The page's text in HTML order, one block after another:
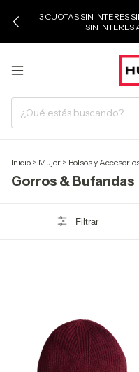
3 CUOTAS SIN INTERES
SIN
Inicio > Mujer > Bolsos y
Gorros & Bufandas
Filtrar